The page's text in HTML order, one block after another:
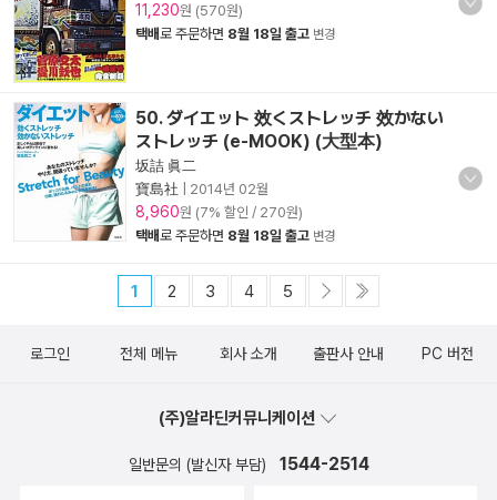
11,230원 (570원)
택배로 주문하면 8월 18일 출고 변경
50. ダイエット 效くストレッチ 效かない
ストレッチ (e-MOOK) (大型本)
坂詰 眞二
寶島社
2014년 02월
8,960원 (7% 할인 / 270원)
택배로 주문하면 8월 18일 출고 변경
1 2 3 4 5
로그인 전체 메뉴 회사 소개 출판사 안내 PC 버전
(주)알라딘커뮤니케이션
일반문의 (발신자 부담) 1544-2514